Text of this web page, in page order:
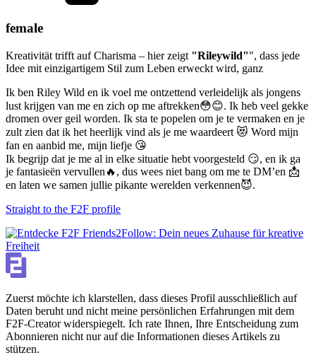
female
Kreativität trifft auf Charisma – hier zeigt "Rileywild"", dass jede
Idee mit einzigartigem Stil zum Leben erweckt wird, ganz
Ik ben Riley Wild en ik voel me ontzettend verleidelijk als jongens
lust krijgen van me en zich op me aftrekken😳😊. Ik heb veel gekke
dromen over geil worden. Ik sta te popelen om je te vermaken en je
zult zien dat ik het heerlijk vind als je me waardeert 😻 Word mijn
fan en aanbid me, mijn liefje 😘
Ik begrijp dat je me al in elke situatie hebt voorgesteld 😏, en ik ga
je fantasieën vervullen🔥, dus wees niet bang om me te DM’en 📩
en laten we samen jullie pikante werelden verkennen😈.
Straight to the F2F profile
Zuerst möchte ich klarstellen, dass dieses Profil ausschließlich auf
Daten beruht und nicht meine persönlichen Erfahrungen mit dem
F2F-Creator widerspiegelt. Ich rate Ihnen, Ihre Entscheidung zum
Abonnieren nicht nur auf die Informationen dieses Artikels zu
stützen.